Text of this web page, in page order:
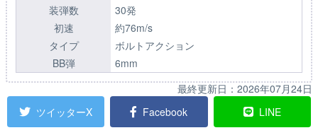
装弾数
30発
初速
約76m/s
タイプ
ボルトアクション
BB弾
6mm
最終更新日： 2026年07月24日
ツイッターX
Facebook LINE